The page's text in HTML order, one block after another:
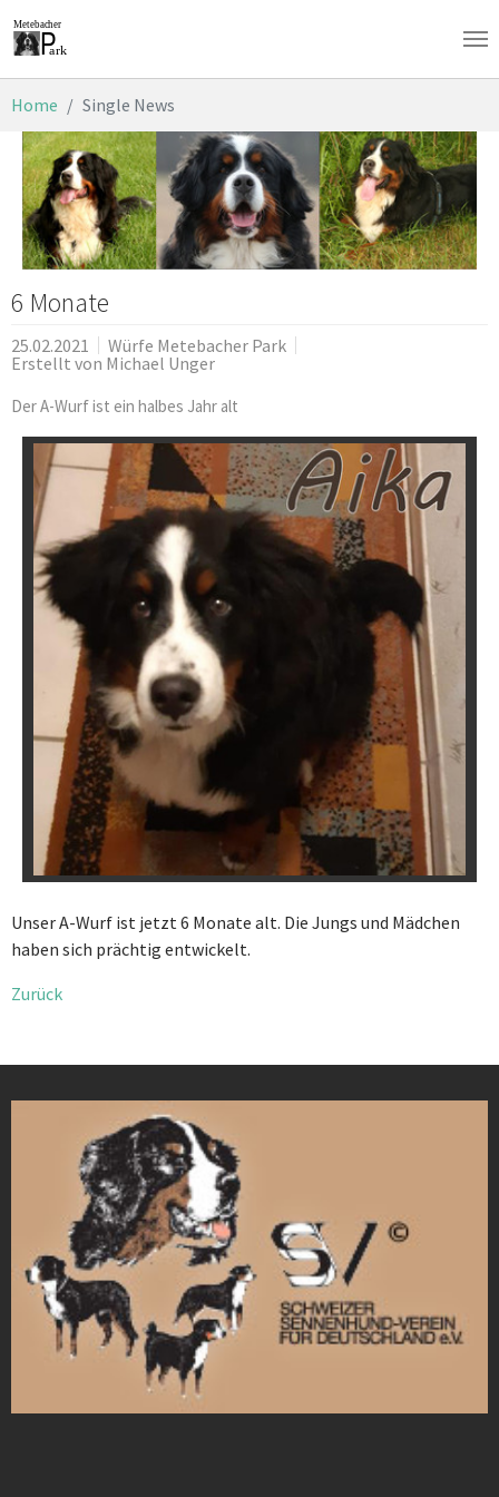
Home Single News
6 Monate
25.02.2021
Würfe Metebacher Park
Erstellt von Michael Unger
Der A-Wurf ist ein halbes Jahr alt
Unser A-Wurf ist jetzt 6 Monate alt. Die Jungs und Mädchen
haben sich prächtig entwickelt.
Zurück